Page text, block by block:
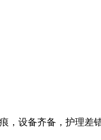
设备齐备，护理差